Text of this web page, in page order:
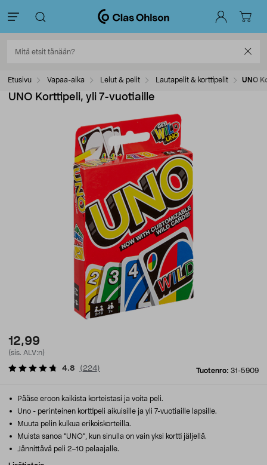
Etusivu Vapaa-aika Lelut & pelit Lautapelit & korttipelit UNO
UNO Korttipeli, yli 7-vuotiaille
12,99
(sis. ALV:n)
Tuotenro: 31-5909
4.8 ( 224)
Pääse eroon kaikista korteistasi ja voita peli.
Uno - perinteinen korttipeli aikuisille ja yli 7-vuotiaille lapsille.
Muuta pelin kulkua erikoiskorteilla.
Muista sanoa "UNO", kun sinulla on vain yksi kortti jäljellä.
Jännittävä peli 2–10 pelaajalle.